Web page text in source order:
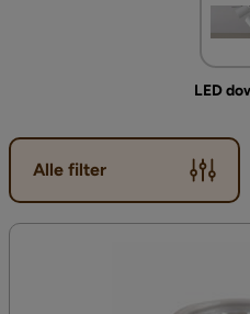
LED
Alle filter